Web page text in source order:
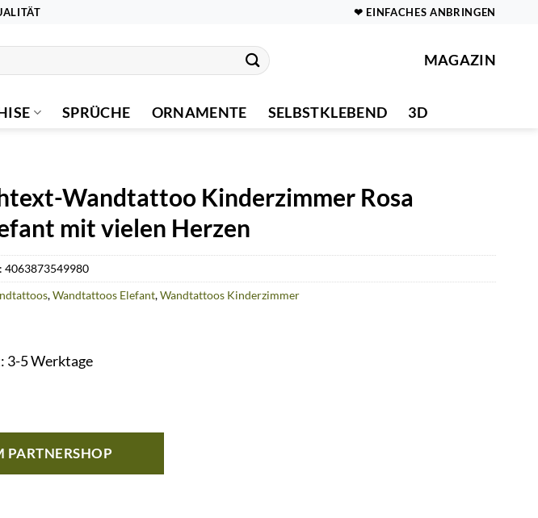
❤ EINFACHES ANBRINGEN
MAGAZIN
SPRÜCHE ORNAMENTE SELBSTKLEBEND 3D
Wandtattoo Kinderzimmer Rosa
mit vielen Herzen
3-5 Werktage
PARTNERSHOP
4063873549980
,Wandtattoos Elefant,Wandtattoos Kinderzimmer